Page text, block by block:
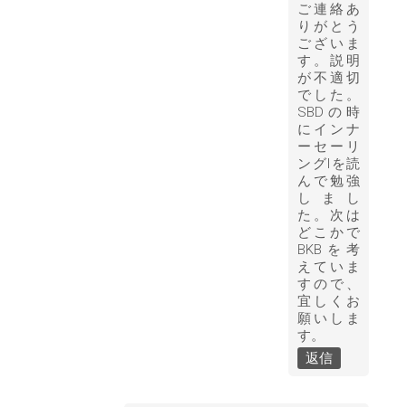
ご連絡あ
りがとう
ございま
す。説明
が不適切
でした。
SBDの時
にインナ
ーセーリ
ングIを読
んで勉強
しまし
た。次は
どこかで
BKBを考
えていま
すので、
宜しくお
願いしま
す。
返信